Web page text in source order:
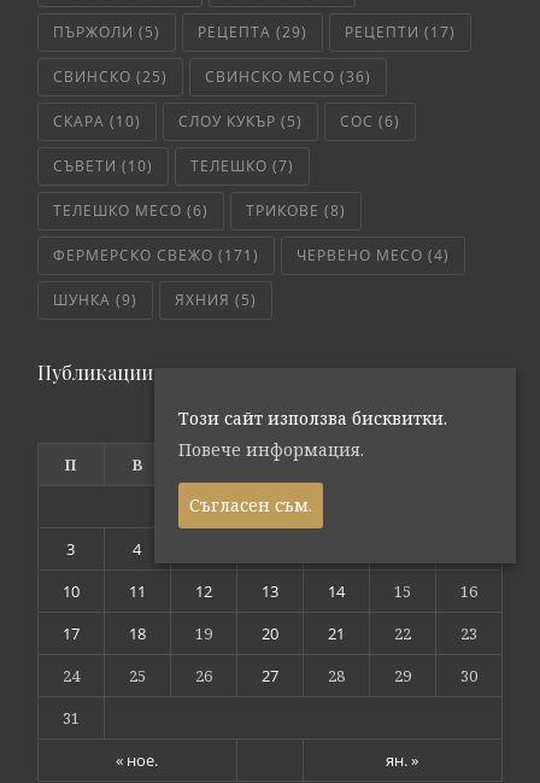
ПЪРЖОЛИ (5) РЕЦЕПТА (29) РЕЦЕПТИ (17)
СВИНСКО (25) СВИНСКО МЕСО (36)
СКАРА (10) СЛОУ КУКЪР (5) СОС (6)
СЪВЕТИ (10) ТЕЛЕШКО (7)
ТЕЛЕШКО МЕСО (6) ТРИКОВЕ (8)
ФЕРМЕРСКО СВЕЖО (171) ЧЕРВЕНО МЕСО (4)
ШУНКА (9) ЯХНИЯ (5)
Публикации по дата
декември 2018
П В Ч П
« ное. ян. »
3
4
10
11 12 13 14 15
16
17
18 19 20 21 22
23
24
25 26 27 28 29
30
31
Този сайт използва бисквитки.
Повече информация.
Съгласен съм.